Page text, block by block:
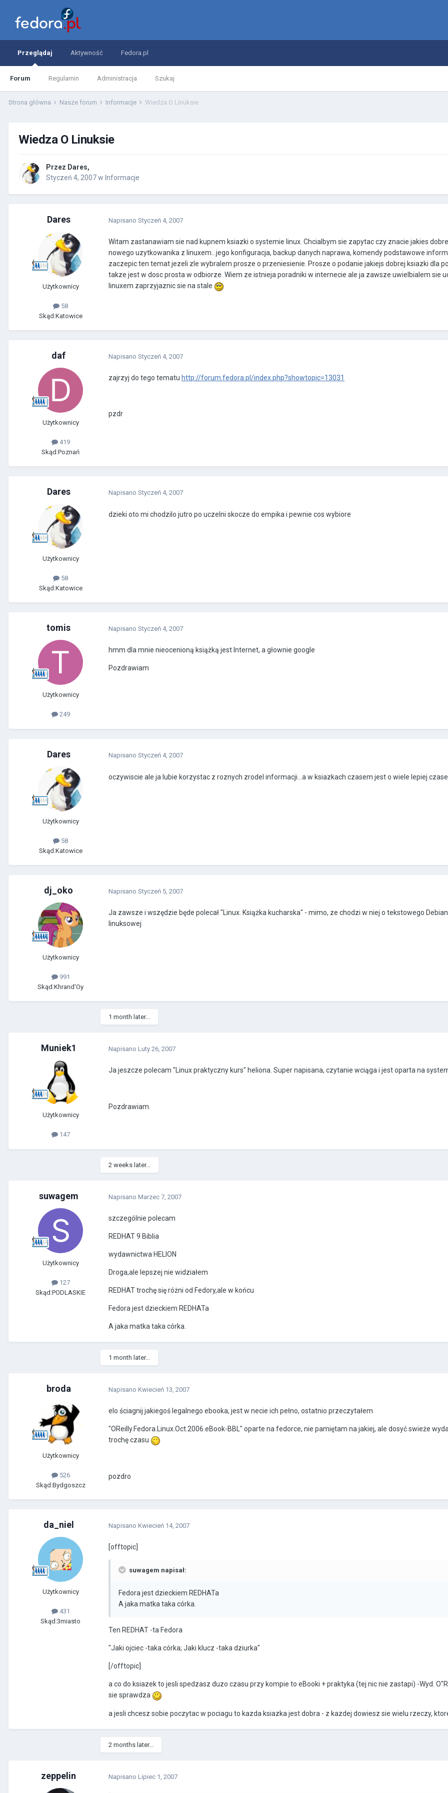
Przeglądaj
Forum Regulamin Administracja Szukaj
Aktywność Fedora.pl
Strona główna Nasze forum Informacje Wiedza O Linuksie
Wiedza O Linuksie
Przez Dares,
Styczeń 4, 2007w Informacje
Dares
Użytkownicy
58
Skąd:Katowice
Napisano Styczeń 4, 2007
Witam zastanawiam sie nad kupnem ksiazki o systemie linux. Chcialbym sie zapytac czy znacie jakies
nowego uzytkowanika z linuxem...jego konfiguracja, backup danych naprawa, komendy podstawowe
zaczepic ten temat jezeli zle wybralem prosze o przeniesienie. Prosze o podanie jakiejs dobrej ksiazki dla
takze jest w dosc prosta w odbiorze. Wiem ze istnieja poradniki w internecie ale ja zawsze uwielbialem sie
linuxem zaprzyjaznic sie na stale
daf
Użytkownicy
419
Skąd:Poznań
Napisano Styczeń 4, 2007
zajrzyj do tego tematu http://forum.fedora.pl/index.php?showtopic=13031
pzdr
Dares
Użytkownicy
58
Skąd:Katowice
Napisano Styczeń 4, 2007
dzieki oto mi chodzilo jutro po uczelni skocze do empika i pewnie cos wybiore
tomis
Użytkownicy
249
Napisano Styczeń 4, 2007
hmm dla mnie nieocenioną książką jest Internet, a głownie google
Pozdrawiam
Dares
Użytkownicy
58
Skąd:Katowice
Napisano Styczeń 4, 2007
oczywiscie ale ja lubie korzystac z roznych zrodel informacji...a w ksiazkach czasem jest o wiele lepiej
dj_oko
Użytkownicy
991
Skąd:Khrand'Oy
Napisano Styczeń 5, 2007
Ja zawsze i wszędzie będe polecał "Linux. Książka kucharska" - mimo, ze chodzi w niej o tekstowego
linuksowej
1 month later...
Muniek1
Użytkownicy
147
Napisano Luty 26, 2007
Ja jeszcze polecam "Linux praktyczny kurs" heliona. Super napisana, czytanie wciąga i jest oparta na
Pozdrawiam.
2 weeks later...
suwagem
Użytkownicy
127
Skąd:PODLASKIE
Napisano Marzec 7, 2007
szczególnie polecam
REDHAT 9 Biblia
wydawnictwa HELION
Droga,ale lepszej nie widziałem
REDHAT trochę się różni od Fedory,ale w końcu
Fedora jest dzieckiem REDHATa
A jaka matka taka córka.
1 month later...
broda
Użytkownicy
526
Skąd:Bydgoszcz
Napisano Kwiecień 13, 2007
elo ściagnij jakiegoś legalnego ebooka, jest w necie ich pełno, ostatnio przeczytałem
"OReilly.Fedora.Linux.Oct.2006.eBook-BBL" oparte na fedorce, nie pamiętam na jakiej, ale dosyć swieże
trochę czasu
pozdro
da_niel
Użytkownicy
431
Skąd:3miasto
Napisano Kwiecień 14, 2007
[offtopic]
suwagem napisał:
Fedora jest dzieckiem REDHATa
A jaka matka taka córka.
Ten REDHAT -ta Fedora
"Jaki ojciec -taka córka; Jaki klucz -taka dziurka"
[/offtopic]
a co do ksiazek to jesli spedzasz duzo czasu przy kompie to eBooki + praktyka (tej nic nie zastapi) -Wyd.
sie sprawdza
a jesli chcesz sobie poczytac w pociagu to kazda ksiazka jest dobra - z kazdej dowiesz sie wielu rzeczy,
2 months later...
zeppelin Napisano Lipiec 1, 2007